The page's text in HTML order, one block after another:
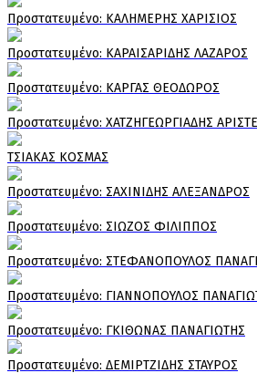
Πρoστατευμένο: ΚΑΛΗΜΕΡΗΣ ΧΑΡΙΣΙΟΣ
Πρoστατευμένο: ΚΑΡΑΙΣΑΡΙΔΗΣ ΛΑΖΑΡΟΣ
Πρoστατευμένο: ΚΑΡΓΑΣ ΘΕΟΔΩΡΟΣ
Πρoστατευμένο: ΧΑΤΖΗΓΕΩΡΓΙΑΔΗΣ
ΤΣΙΑΚΑΣ ΚΟΣΜΑΣ
Πρoστατευμένο: ΣΑΧΙΝΙΔΗΣ ΑΛΕΞΑΝΔΡΟΣ
Πρoστατευμένο: ΣΙΩΖΟΣ ΦΙΛΙΠΠΟΣ
Πρoστατευμένο: ΣΤΕΦΑΝΟΠΟΥΛΟΣ
Πρoστατευμένο: ΓΙΑΝΝΟΠΟΥΛΟΣ
Πρoστατευμένο: ΓΚΙΘΩΝΑΣ ΠΑΝΑΓΙΩΤΗΣ
Πρoστατευμένο: ΔΕΜΙΡΤΖΙΔΗΣ ΣΤΑΥΡΟΣ